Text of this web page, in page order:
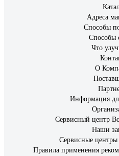
Адреса
Способы
Способы
Что
О
Информация
Сервисный центр
Наши
Сервисные центры
Правила применения